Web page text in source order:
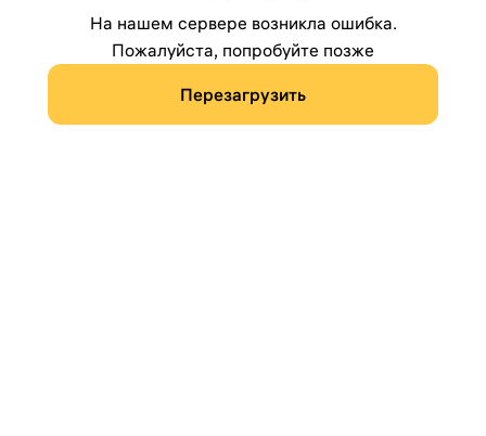
На нашем сервере возникла ошибка.
Пожалуйста, попробуйте позже
Перезагрузить